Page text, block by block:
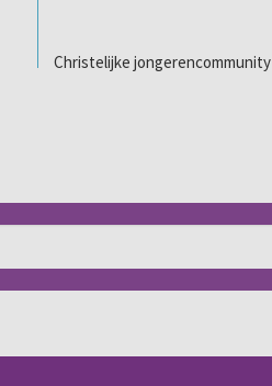
Christelijke jongerencommunity